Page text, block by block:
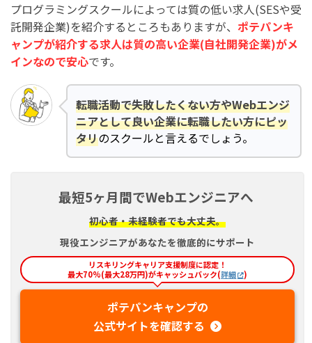
プログラミングスクールによっては質の低い求人(SESや受
託開発企業)を紹介するところもありますが、 ポテパンキ
ャンプが紹介する求人は質の高い企業(自社開発企業)がメ
インなので安心です。
転職活動で失敗したくない方やWebエンジ
ニアとして良い企業に転職したい方にピッ
タリのスクールと言えるでしょう。
最短5ヶ月間でWebエンジニアへ
初心者・未経験者でも大丈夫。
現役エンジニアがあなたを徹底的にサポート
リスキリングキャリア支援制度に認定！
最大70%(最大28万円)がキャッシュバック(詳細 )
ポテパンキャンプの
公式サイトを確認する